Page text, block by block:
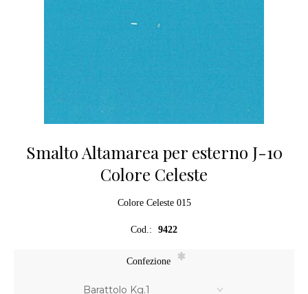
Smalto Altamarea per esterno J-10
Colore Celeste
Colore Celeste 015
Cod.: 9422
Confezione *